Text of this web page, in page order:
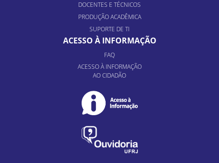
DOCENTES E TÉCNICOS
PRODUÇÃO ACADÊMICA
SUPORTE DE TI
ACESSO À INFORMAÇÃO
FAQ
ACESSO À INFORMAÇÃO
AO CIDADÃO